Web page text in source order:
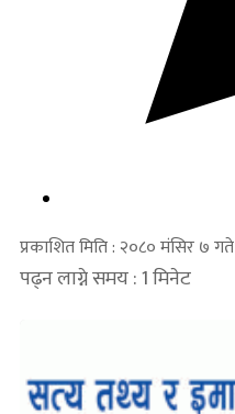
प्रकाशित मिति : २०८० मंसिर ७ गते
पढ्न लाग्ने समय : 1 मिनेट